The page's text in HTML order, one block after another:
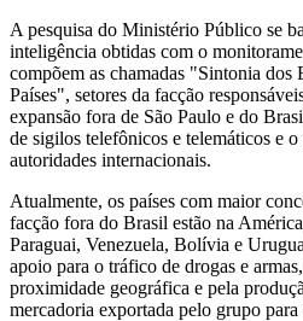
A pesquisa do Ministério Público se
inteligência obtidas com o
compõem as chamadas "Sintonia dos
Países", setores da facção
expansão fora de São Paulo e do
de sigilos telefônicos e telemáticos e
autoridades internacionais.
Atualmente, os países com maior
facção fora do Brasil estão na
Paraguai, Venezuela, Bolívia e
apoio para o tráfico de drogas e
proximidade geográfica e pela
mercadoria exportada pelo grupo para